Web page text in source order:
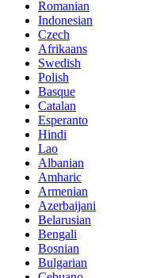
Romanian
Indonesian
Czech
Afrikaans
Swedish
Polish
Basque
Catalan
Esperanto
Hindi
Lao
Albanian
Amharic
Armenian
Azerbaijani
Belarusian
Bengali
Bosnian
Bulgarian